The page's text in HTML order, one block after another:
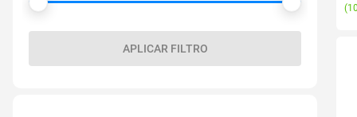
APLICAR FILTRO
(